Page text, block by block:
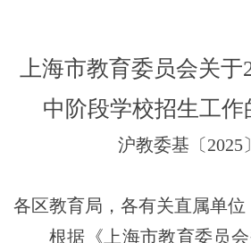
上海市教育委员会关
中阶段学校招生工作
沪教委基〔2025
各区教育局，各有关直属单位
根据《上海市教育委员